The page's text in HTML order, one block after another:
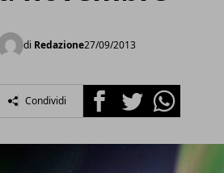
di Redazione27/09/2013
Condividi FacebookTwitterWhatsapp